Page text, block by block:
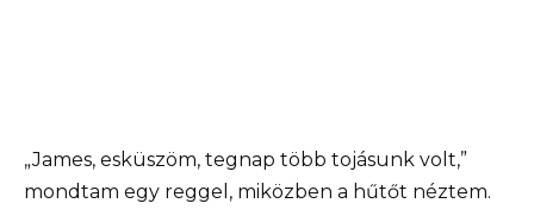
„James, esküszöm, tegnap több tojásunk volt,”
mondtam egy reggel, miközben a hűtőt néztem.